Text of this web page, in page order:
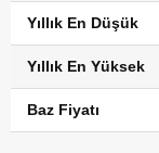
Yıllık En Düşük
Yıllık En Yüksek
Baz Fiyatı